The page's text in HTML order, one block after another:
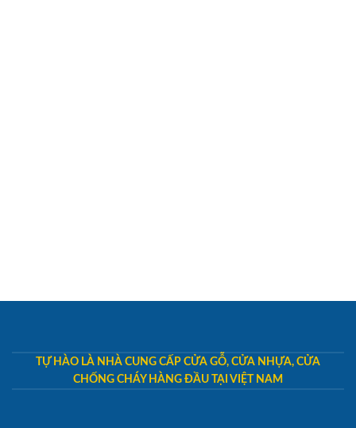
TỰ HÀO LÀ NHÀ CUNG CẤP CỬA GỖ, CỬA NHỰA, CỬA
CHỐNG CHÁY HÀNG ĐẦU TẠI VIỆT NAM